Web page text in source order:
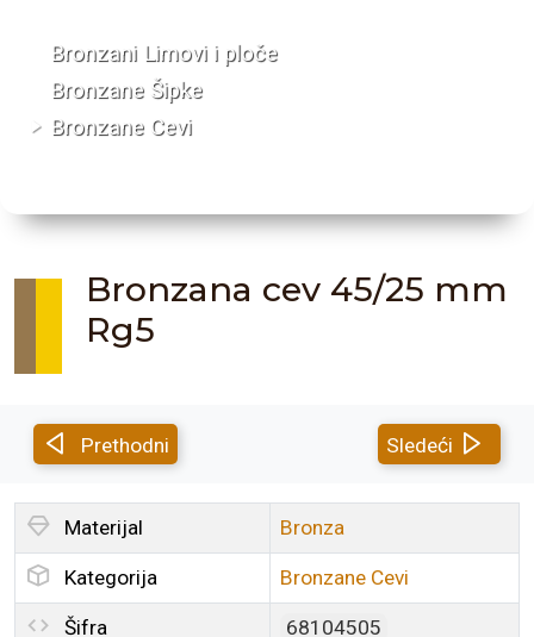
Bronzani Limovi i ploče
Bronzane Šipke
Bronzane Cevi
Bronzana cev 45/25 mm
Rg5
Prethodni Sledeći
Materijal Bronza
Kategorija Bronzane Cevi
Šifra 68104505